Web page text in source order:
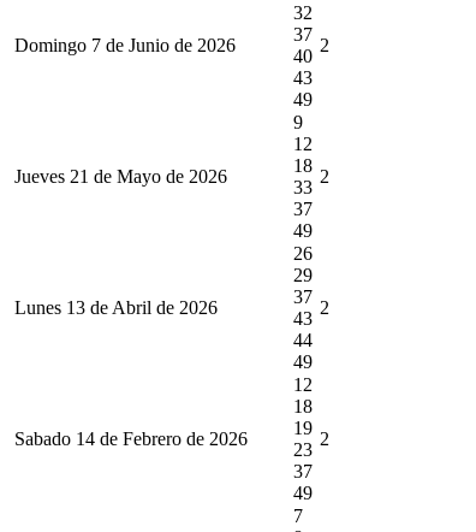
Domingo 7 de Junio de 2026
32
37
40
43
49
2
Jueves 21 de Mayo de 2026
9
12
18
33
37
49
2
Lunes 13 de Abril de 2026
26
29
37
43
44
49
2
Sabado 14 de Febrero de 2026
12
18
19
23
37
49
2
7